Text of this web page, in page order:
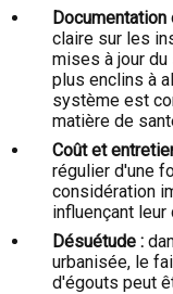
claire sur les
mises à jour
plus enclins à
système est
matière de
Coût et
régulier d'une
considération
influençant
Désuétude :
urbanisée, le
d'égouts peut